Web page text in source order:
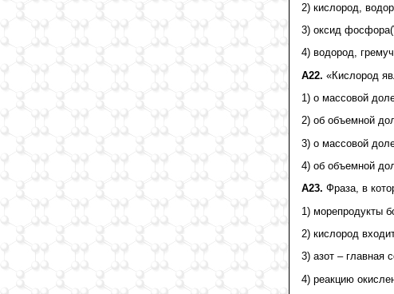
2) кислород,
3) оксид
4) водород,
А22. «Кислород
1) о массовой
2) об объемной
3) о массовой
4) об объемной
А23. Фраза, в
1) морепродукты
2) кислород
3) азот – главная
4) реакцию